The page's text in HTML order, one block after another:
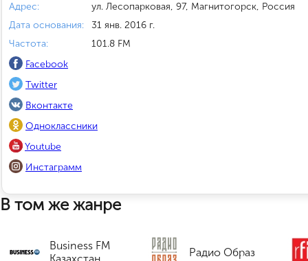
Адрес:
ул. Лесопарковая, 97, Магнитогорск, Россия
Дата основания:
31 янв. 2016 г.
Частота:
101.8 FM
Facebook
Twitter
Вконтакте
Одноклассники
Youtube
Инстаграмм
В том же жанре
Business FM
Радио Образ